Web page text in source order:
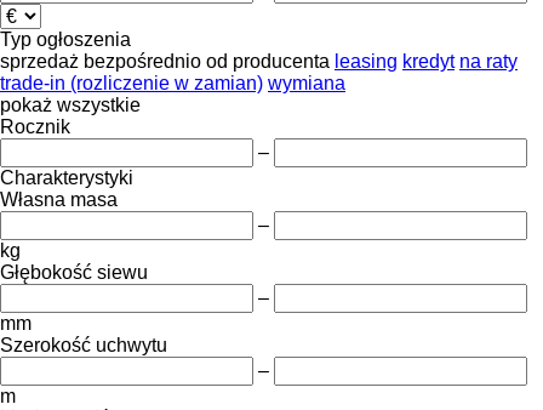
Typ ogłoszenia
sprzedaż bezpośrednio od producenta leasing kredyt na raty
trade-in (rozliczenie w zamian) wymiana
pokaż wszystkie
Rocznik
–
Charakterystyki
Własna masa
–
kg
Głębokość siewu
–
mm
Szerokość uchwytu
–
m